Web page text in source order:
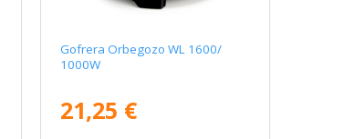
Gofrera Orbegozo WL 1600/
1000W
21,25 €